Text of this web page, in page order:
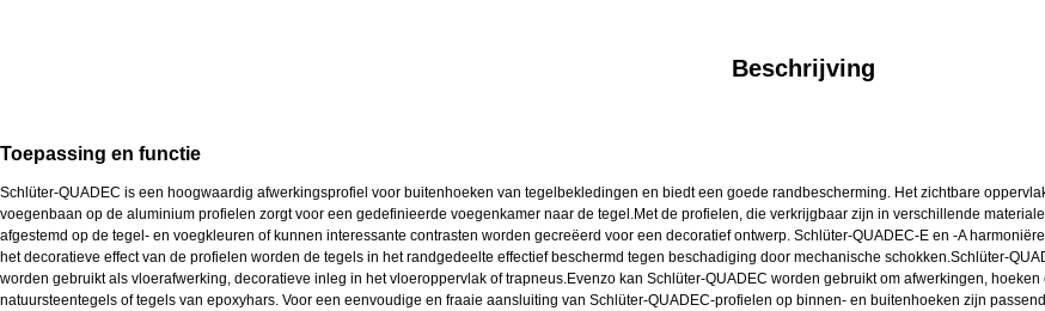
Beschrijving
Toepassing en functie
Schlüter-QUADEC is een hoogwaardig afwerkingsprofiel voor buitenhoeken van tegelbekledingen en biedt een goede randbescherming. Het zichtbare
voegenbaan op de aluminium profielen zorgt voor een gedefinieerde voegenkamer naar de tegel.Met de profielen, die verkrijgbaar zijn in verschillende
afgestemd op de tegel- en voegkleuren of kunnen interessante contrasten worden gecreëerd voor een decoratief ontwerp. Schlüter-QUADEC-E en -A
het decoratieve effect van de profielen worden de tegels in het randgedeelte effectief beschermd tegen beschadiging door mechanische schokken.Schlüter-
worden gebruikt als vloerafwerking, decoratieve inleg in het vloeroppervlak of trapneus.Evenzo kan Schlüter-QUADEC worden gebruikt om afwerkingen,
natuursteentegels of tegels van epoxyhars. Voor een eenvoudige en fraaie aansluiting van Schlüter-QUADEC-profielen op binnen- en buitenhoeken zijn